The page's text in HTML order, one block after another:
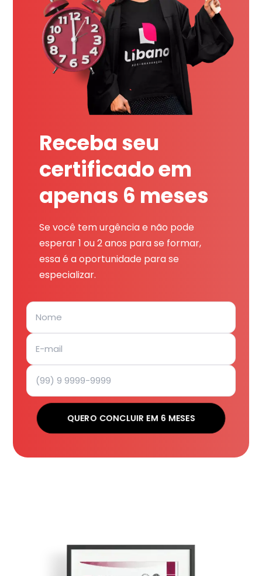
Receba seu
certificado em
apenas 6 meses
Se você tem urgência e não pode
esperar 1 ou 2 anos para se formar,
essa é a oportunidade para se
especializar.
QUERO CONCLUIR EM 6 MESES